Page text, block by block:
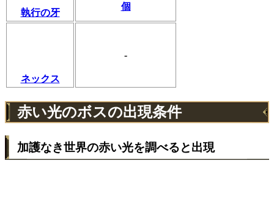
執行の牙
個
ネックス
-
赤い光のボスの出現条件
加護なき世界の赤い光を調べると出現